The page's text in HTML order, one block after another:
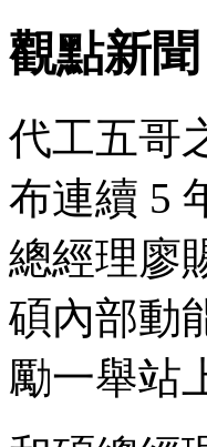
觀點新聞
代工五哥
布連續 5
總經理廖
碩內部動
勵一舉站